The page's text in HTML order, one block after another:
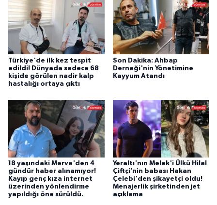
Türkiye'de ilk kez tespit
edildi! Dünyada sadece 68
kişide görülen nadir kalp
hastalığı ortaya çıktı
Son Dakika: Ahbap
Derneği'nin Yönetimine
Kayyum Atandı
18 yaşındaki Merve'den 4
gündür haber alınamıyor!
Kayıp genç kıza internet
üzerinden yönlendirme
yapıldığı öne sürüldü.
Yeraltı'nın Melek'i Ülkü Hilal
Çiftçi’nin babası Hakan
Çelebi'den şikayetçi oldu!
Menajerlik şirketinden jet
açıklama